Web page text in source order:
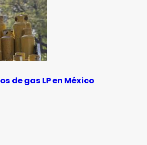
de gas LP en México